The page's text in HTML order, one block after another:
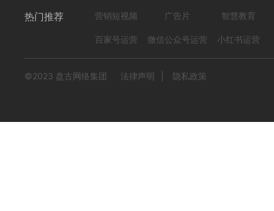
热门推荐 营销短视频 广告片 智慧教育
百家号运营 微信公众号运营 小红书运营
©2023 盘古网络集团 法律声明 隐私政策